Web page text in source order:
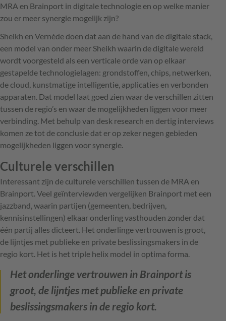
MRA en Brainport in digitale technologie en op welke manier
zou er meer synergie mogelijk zijn?
Sheikh en Vernède doen dat aan de hand van de digitale stack,
een model van onder meer Sheikh waarin de digitale wereld
wordt voorgesteld als een verticale orde van op elkaar
gestapelde technologielagen: grondstoffen, chips, netwerken,
de cloud, kunstmatige intelligentie, applicaties en verbonden
apparaten. Dat model laat goed zien waar de verschillen zitten
tussen de regio’s en waar de mogelijkheden liggen voor meer
verbinding. Met behulp van desk research en dertig interviews
komen ze tot de conclusie dat er op zeker negen gebieden
mogelijkheden liggen voor synergie.
Culturele verschillen
Interessant zijn de culturele verschillen tussen de MRA en
Brainport. Veel geïnterviewden vergelijken Brainport met een
jazzband, waarin partijen (gemeenten, bedrijven,
kennisinstellingen) elkaar onderling vasthouden zonder dat
één partij alles dicteert. Het onderlinge vertrouwen is groot,
de lijntjes met publieke en private beslissingsmakers in de
regio kort. Het is het triple helix model in optima forma.
Het onderlinge vertrouwen in Brainport is
groot, de lijntjes met publieke en private
beslissingsmakers in de regio kort.